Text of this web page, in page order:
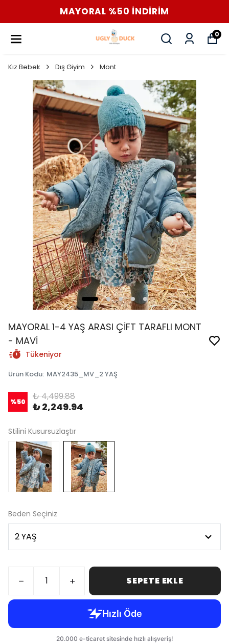
MAYORAL %50 İNDİRİM
0
Kız Bebek Dış Giyim Mont
MAYORAL 1-4 YAŞ ARASI ÇİFT TARAFLI MONT
- MAVİ
Tükeniyor
Ürün Kodu: MAY2435_MV_2 YAŞ
%50 ₺ 4,499.88
₺ 2,249.94
Stilini Kusursuzlaştır
Beden Seçiniz
SEPETE EKLE